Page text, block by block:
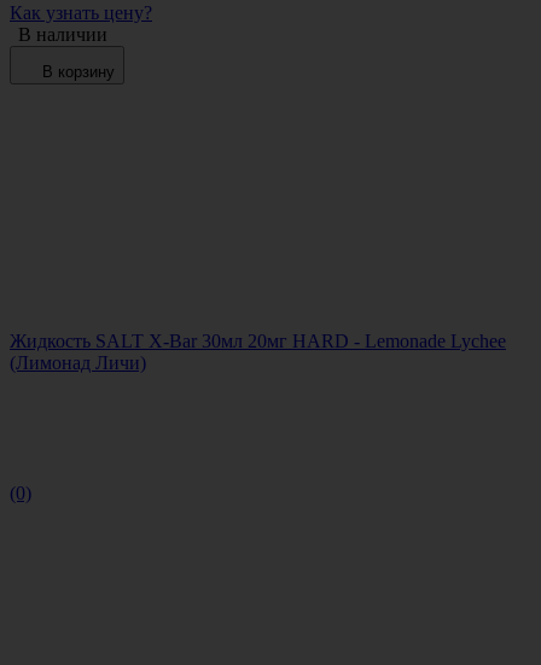
Как узнать цену?
В наличии
В корзину
Жидкость SALT X-Bar 30мл 20мг HARD - Lemonade Lychee
(Лимонад Личи)
(0)